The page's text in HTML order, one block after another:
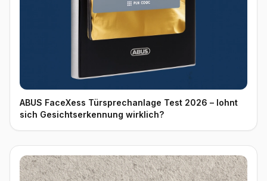
ABUS FaceXess Türsprechanlage Test 2026 – lohnt
sich Gesichtserkennung wirklich?